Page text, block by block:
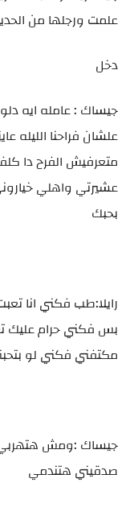
علمت ورجلها من
دخل
جيساك : عامله ايه
علشان فراحنا الليله
متعرفيش الفرح دا
عشيرتي واهلي
بحبك
رايلا:طب فكني انا
بس فكني حرام عليك
مكتفني فكني لو
جيساك :ومش
صدقيني هتندمي